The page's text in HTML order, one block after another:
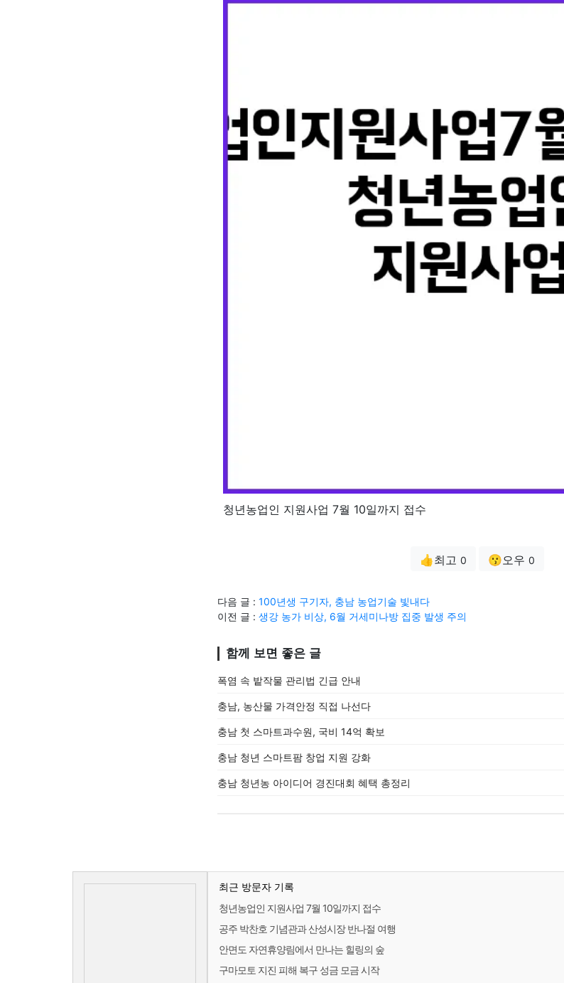
청년농업인 지원사업 7월 10일까지 접수
👍최고 0 😗오우 0
다음 글 : 100년생 구기자, 충남 농업기술 빛내다
이전 글 : 생강 농가 비상, 6월 거세미나방 집중 발생 주의
함께 보면 좋은 글
폭염 속 밭작물 관리법 긴급 안내
충남, 농산물 가격안정 직접 나선다
충남 첫 스마트과수원, 국비 14억 확보
충남 청년 스마트팜 창업 지원 강화
충남 청년농 아이디어 경진대회 혜택 총정리
최근 방문자 기록
청년농업인 지원사업 7월 10일까지 접수
공주 박찬호 기념관과 산성시장 반나절 여행
안면도 자연휴양림에서 만나는 힐링의 숲
구마모토 지진 피해 복구 성금 모금 시작